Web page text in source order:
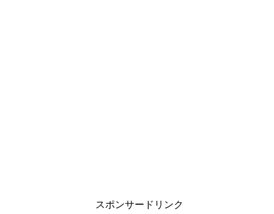
スポンサードリンク